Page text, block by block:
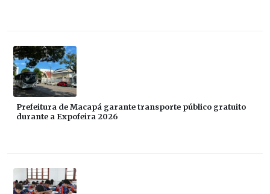
Prefeitura de Macapá garante transporte público gratuito
durante a Expofeira 2026